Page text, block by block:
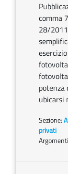
comma
28/
potenza
ubicarsi
Sezione:
privati